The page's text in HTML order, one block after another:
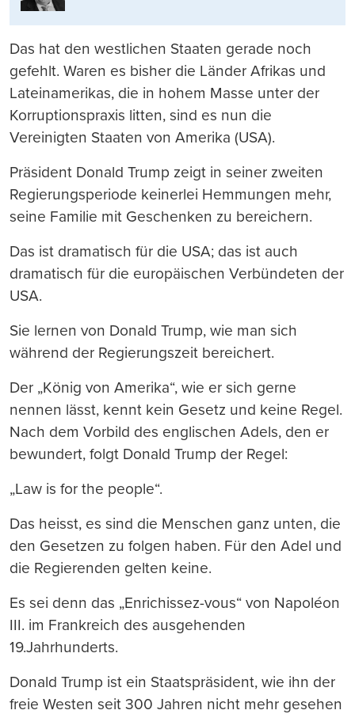
Das hat den westlichen Staaten gerade noch
gefehlt. Waren es bisher die Länder Afrikas und
Lateinamerikas, die in hohem Masse unter der
Korruptionspraxis litten, sind es nun die
Vereinigten Staaten von Amerika (USA).
Präsident Donald Trump zeigt in seiner zweiten
Regierungsperiode keinerlei Hemmungen mehr,
seine Familie mit Geschenken zu bereichern.
Das ist dramatisch für die USA; das ist auch
dramatisch für die europäischen Verbündeten der
USA.
Sie lernen von Donald Trump, wie man sich
während der Regierungszeit bereichert.
Der „König von Amerika“, wie er sich gerne
nennen lässt, kennt kein Gesetz und keine Regel.
Nach dem Vorbild des englischen Adels, den er
bewundert, folgt Donald Trump der Regel:
„Law is for the people“.
Das heisst, es sind die Menschen ganz unten, die
den Gesetzen zu folgen haben. Für den Adel und
die Regierenden gelten keine.
Es sei denn das „Enrichissez-vous“ von Napoléon
III. im Frankreich des ausgehenden
19.Jahrhunderts.
Donald Trump ist ein Staatspräsident, wie ihn der
freie Westen seit 300 Jahren nicht mehr gesehen